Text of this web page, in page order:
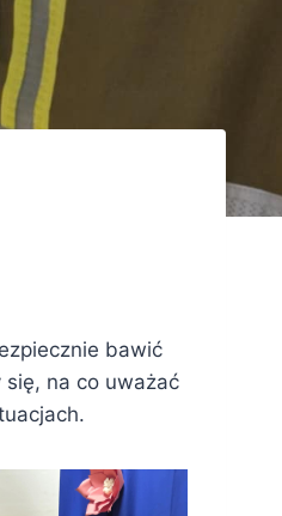
bawić
na co uważać